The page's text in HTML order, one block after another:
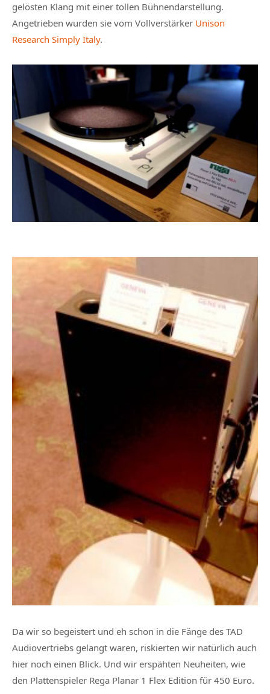
gelösten Klang mit einer tollen Bühnendarstellung.
Angetrieben wurden sie vom Vollverstärker Unison
Research Simply Italy.
Da wir so begeistert und eh schon in die Fänge des TAD
Audiovertriebs gelangt waren, riskierten wir natürlich auch
hier noch einen Blick. Und wir erspähten Neuheiten, wie
den Plattenspieler Rega Planar 1 Flex Edition für 450 Euro.